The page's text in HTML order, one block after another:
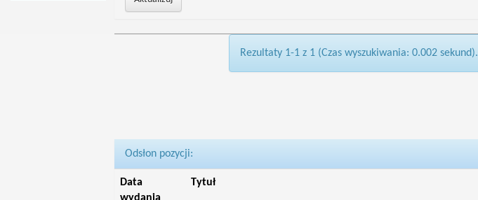
Rezultaty 1-1 z 1 (Czas wyszukiwania: 0.002 sekund).
Odsłon pozycji:
Data
Tytuł